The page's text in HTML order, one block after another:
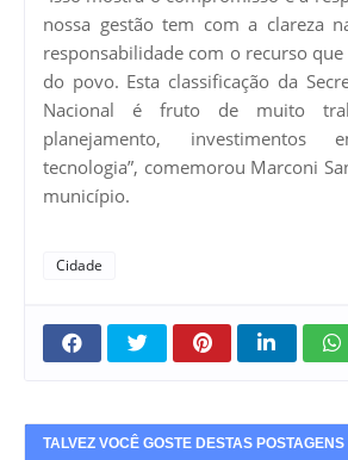
nossa gestão tem com a clareza
responsabilidade com o recurso
do povo. Esta classificação da
Nacional é fruto de muito
planejamento,
tecnologia”, comemorou Marconi
município.
Cidade
TALVEZ VOCÊ GOSTE DESTAS POSTAGENS